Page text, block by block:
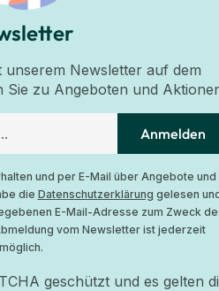
unserem Newsletter auf dem
Sie zu Angeboten und
Anmelden
und per E-Mail über Angebote und
die Datenschutzerklärung gelesen
E-Mail-Adresse zum Zweck
vom Newsletter ist jederzeit
möglich.
geschützt und es gelten